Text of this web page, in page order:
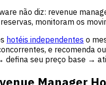
não diz: revenue
monitoram os
hotéis independentes o
e recomenda
seu preço base →